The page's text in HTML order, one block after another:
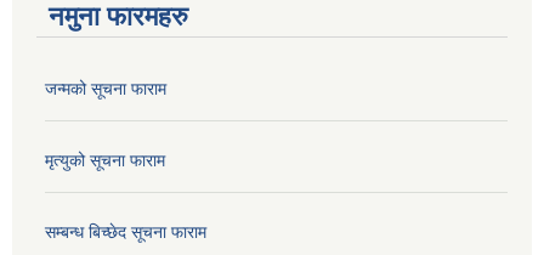
नमुना फारमहरु
जन्मको सूचना फाराम
मृत्युको सूचना फाराम
सम्बन्ध बिच्छेद सूचना फाराम